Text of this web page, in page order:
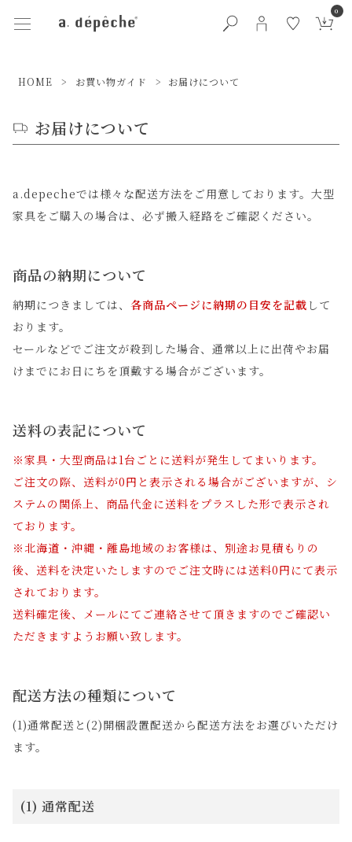
0
HOME お買い物ガイド お届けについて
お届けについて
a.depecheでは様々な配送方法をご用意しております。大型
家具をご購入の場合は、必ず搬入経路をご確認ください。
商品の納期について
納期につきましては、 各商品ページに納期の目安を記載 して
おります。
セールなどでご注文が殺到した場合、通常以上に出荷やお届
けまでにお日にちを頂戴する場合がございます。
送料の表記について
※家具・大型商品は1台ごとに送料が発生してまいります。
ご注文の際、送料が0円と表示される場合がございますが、シ
ステムの関係上、商品代金に送料をプラスした形で表示され
ております。
※北海道・沖縄・離島地域のお客様は、別途お見積もりの
後、送料を決定いたしますのでご注文時には送料0円にて表示
されております。
送料確定後、メールにてご連絡させて頂きますのでご確認い
ただきますようお願い致します。
配送方法の種類について
(1)通常配送と(2)開梱設置配送から配送方法をお選びいただけ
ます。
(1) 通常配送